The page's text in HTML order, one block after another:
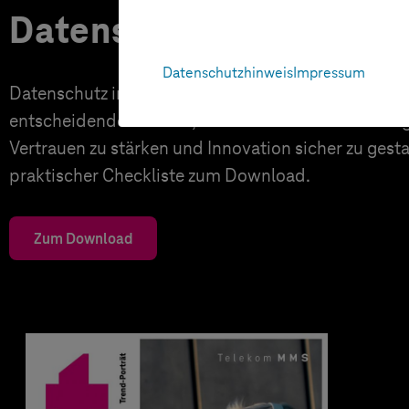
DatenschutzhinweisImpressum
Datenschutz in KI-
Datenschutz in KI-Projekten leicht gemacht:
entscheidende Schritte, um rechtliche
Vertrauen zu stärken und Innovation sicher zu
praktischer Checkliste zum Download.
Zum Download